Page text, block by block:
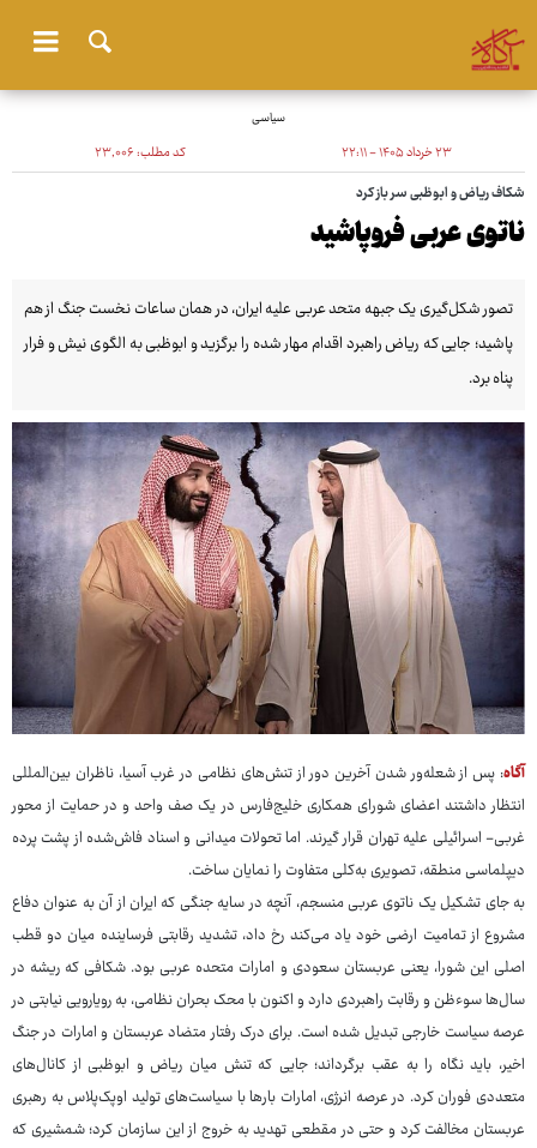
سیاسی
۲۳ خرداد ۱۴۰۵ - ۲۲:۱۱ کد مطلب:۲۳٬۰۰۶
شکاف ریاض و ابوظبی سر باز کرد
ناتوی عربی فروپاشید
تصور شکل‌گیری یک جبهه متحد عربی علیه ایران، در همان ساعات نخست جنگ از هم
پاشید؛ جایی که ریاض راهبرد اقدام مهار شده را برگزید و ابوظبی به الگوی نیش و فرار
پناه برد.
آگاه: پس از شعله‌ور شدن آخرین دور از تنش‌های نظامی در غرب آسیا، ناظران بین‌المللی
انتظار داشتند اعضای شورای همکاری خلیج‌فارس در یک صف واحد و در حمایت از محور
غربی- اسرائیلی علیه تهران قرار گیرند. اما تحولات میدانی و اسناد فاش‌شده از پشت پرده
دیپلماسی منطقه، تصویری به‌کلی متفاوت را نمایان ساخت.
به جای تشکیل یک ناتوی عربی منسجم، آنچه در سایه جنگی که ایران از آن به عنوان دفاع
مشروع از تمامیت ارضی خود یاد می‌کند رخ داد، تشدید رقابتی فرساینده میان دو قطب
اصلی این شورا، یعنی عربستان سعودی و امارات متحده عربی بود. شکافی که ریشه در
سال‌ها سوءظن و رقابت راهبردی دارد و اکنون با محک بحران نظامی، به رویارویی نیابتی در
عرصه سیاست خارجی تبدیل شده است. برای درک رفتار متضاد عربستان و امارات در جنگ
اخیر، باید نگاه را به عقب برگرداند؛ جایی که تنش میان ریاض و ابوظبی از کانال‌های
متعددی فوران کرد. در عرصه انرژی، امارات بارها با سیاست‌های تولید اوپک‌پلاس به رهبری
عربستان مخالفت کرد و حتی در مقطعی تهدید به خروج از این سازمان کرد؛ شمشیری که